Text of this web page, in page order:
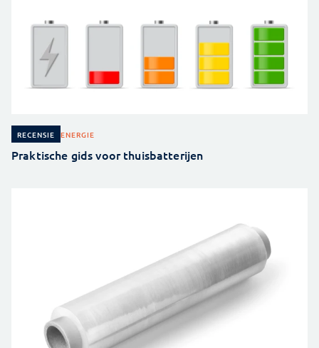
RECENSIE ENERGIE
Praktische gids voor thuisbatterijen